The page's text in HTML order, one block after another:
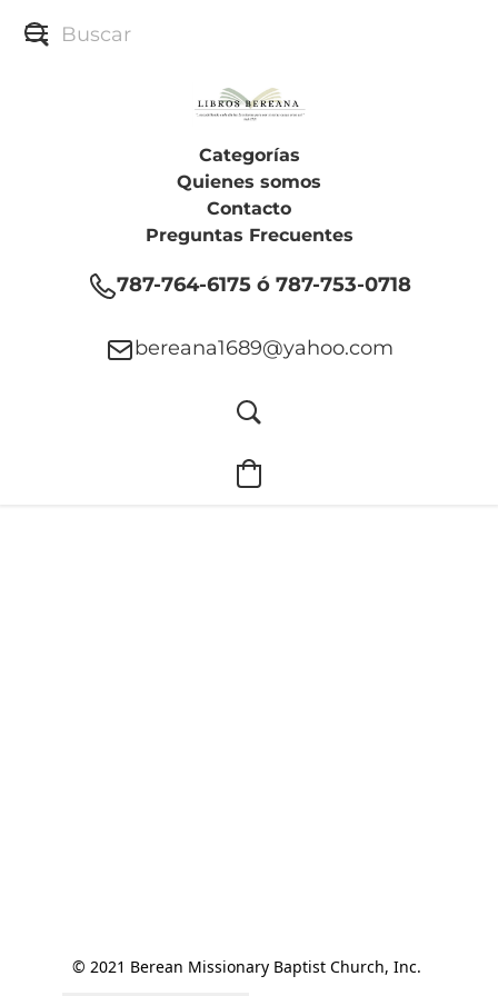
Categorías
Quienes somos
Contacto
Preguntas Frecuentes
787-764-6175 ó 787-753-0718
bereana1689@yahoo.com
© 2021 Berean Missionary Baptist Church, Inc.